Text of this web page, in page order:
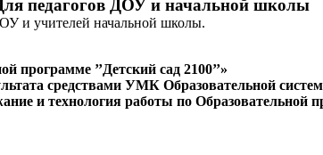
педагогов ДОУ и начальной школы
и учителей начальной школы.
’’Детский сад 2100’’»
средствами УМК Образовательной
и технология работы по Образовательной